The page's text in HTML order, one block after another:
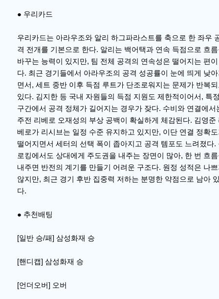
● 우리카드
우리카드는 아라우조와 알리 하그파라스트를 축으로 한 좌우
격 전개를 기본으로 한다. 알리는 백어택과 연속 득점으로 흐
바꾸는 능력이 있지만, 팀 전체 공격의 연속성은 떨어지는 편이
다. 최근 경기들에서 아라우조의 공격 성공률이 눈에 띄게 낮
면서, 세트 중반 이후 득점 루트가 단조로워지는 문제가 반복
있다. 김지한 등 국내 자원들의 득점 지원도 제한적이어서, 특
구간에서 공격 정체가 길어지는 경우가 잦다. 수비와 연결에서
주전 리베로 오재성의 부상 공백이 확실하게 체감된다. 김영준
베로가 리시브는 일정 수준 유지하고 있지만, 이단 연결 정확
떨어지면서 세터의 선택 폭이 좁아지고 공격 템포도 느려졌다.
로킹에서도 상대에게 주도권을 내주는 장면이 많아, 한 번 흐
내주면 반전의 계기를 만들기 어려운 구조다. 원정 성적은 나
않지만, 최근 경기 후반 집중력 저하는 분명한 약점으로 남아
다.
● 추천배팅
[일반 승/패] 삼성화재 승
[핸디캡] 삼성화재 승
[언더오버] 오버